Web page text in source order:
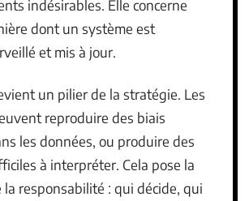
indésirables. Elle concerne
dont un système est
et mis à jour.
un pilier de la stratégie. Les
reproduire des biais
les données, ou produire des
à interpréter. Cela pose la
responsabilité : qui décide, qui